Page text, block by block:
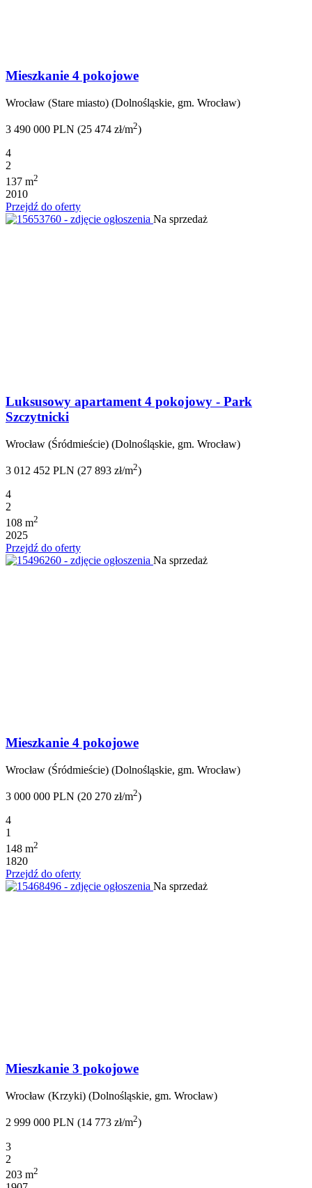
Mieszkanie 4 pokojowe
Wrocław (Stare miasto) (Dolnośląskie, gm. Wrocław)
3 490 000 PLN (25 474 zł/m2)
4
2
137 m2
2010
Przejdź do oferty
Na sprzedaż
Luksusowy apartament 4 pokojowy - Park
Szczytnicki
Wrocław (Śródmieście) (Dolnośląskie, gm. Wrocław)
3 012 452 PLN (27 893 zł/m2)
4
2
108 m2
2025
Przejdź do oferty
Na sprzedaż
Mieszkanie 4 pokojowe
Wrocław (Śródmieście) (Dolnośląskie, gm. Wrocław)
3 000 000 PLN (20 270 zł/m2)
4
1
148 m2
1820
Przejdź do oferty
Na sprzedaż
Mieszkanie 3 pokojowe
Wrocław (Krzyki) (Dolnośląskie, gm. Wrocław)
2 999 000 PLN (14 773 zł/m2)
3
2
203 m2